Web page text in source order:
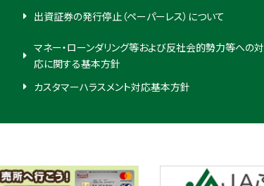
出資証券の発行停止（ペーパーレス）について
マネー・ローンダリング等および反社会的勢力等への対
応に関する基本方針
カスタマーハラスメント対応基本方針